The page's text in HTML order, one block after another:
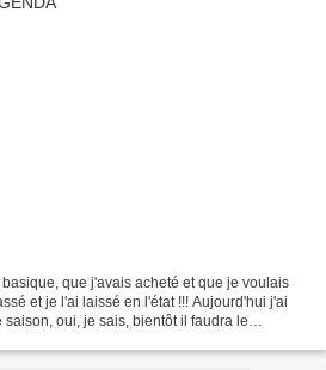
que j'avais acheté et que je voulais
et je l'ai laissé en l'état !!! Aujourd'hui j'ai
oui, je sais, bientôt il faudra le